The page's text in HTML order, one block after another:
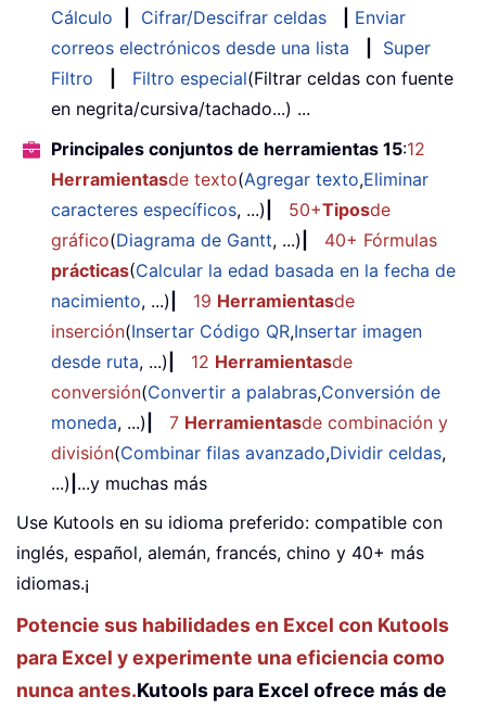
Cálculo
Cifrar/Descifrar celdas
Enviar
correos electrónicos desde una lista
Super
Filtro
Filtro especial(Filtrar celdas con fuente
en negrita/cursiva/tachado...) ...
Principales conjuntos de herramientas 15:12
Herramientasde texto(Agregar texto,Eliminar
caracteres específicos, ...) 50+Tiposde
gráfico(Diagrama de Gantt, ...)
40+ Fórmulas
prácticas(Calcular la edad basada en la fecha de
nacimiento, ...) 19 Herramientasde
inserción(Insertar Código QR,Insertar imagen
desde ruta, ...) 12 Herramientasde
conversión(Convertir a palabras,Conversión de
moneda, ...) 7 Herramientasde combinación y
división(Combinar filas avanzado,Dividir celdas,
...) ...y muchas más
Use Kutools en su idioma preferido: compatible con
inglés, español, alemán, francés, chino y 40+ más
idiomas.¡
Potencie sus habilidades en Excel con Kutools
para Excel y experimente una eficiencia como
nunca antes.Kutools para Excel ofrece más de